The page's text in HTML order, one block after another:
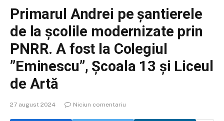
Primarul Andrei pe șantierele
de la școlile modernizate prin
PNRR. A fost la Colegiul
”Eminescu”, Școala 13 și Liceul
de Artă
27 august 2024 Niciun comentariu